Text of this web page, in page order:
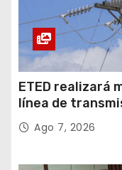
ETED realizará
línea de
Ago 7, 2026